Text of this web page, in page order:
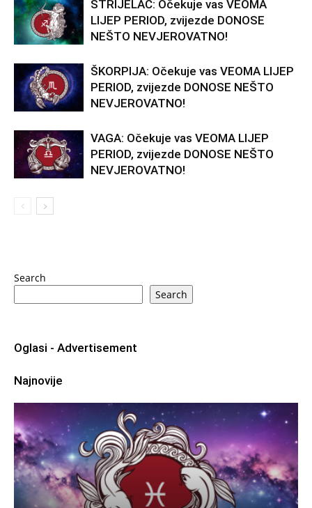
STRIJELAC: Očekuje vas VEOMA
LIJEP PERIOD, zvijezde DONOSE
NEŠTO NEVJEROVATNO!
ŠKORPIJA: Očekuje vas VEOMA LIJEP
PERIOD, zvijezde DONOSE NEŠTO
NEVJEROVATNO!
VAGA: Očekuje vas VEOMA LIJEP
PERIOD, zvijezde DONOSE NEŠTO
NEVJEROVATNO!
Search
Search
Oglasi - Advertisement
Najnovije